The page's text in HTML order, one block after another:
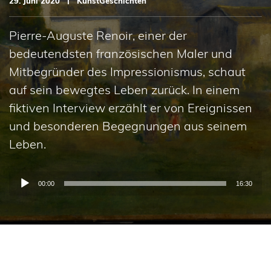
Pierre-Auguste Renoir, einer der
bedeutendsten französischen Maler und
Mitbegründer des Impressionismus, schaut
auf sein bewegtes Leben zurück. In einem
fiktiven Interview erzählt er von Ereignissen
und besonderen Begegnungen aus seinem
Leben.
Audio-00:00 16:30